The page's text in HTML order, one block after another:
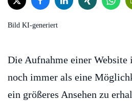
Bild KI-generiert
Die Aufnahme einer
noch immer als eine
ein größeres Ansehen zu